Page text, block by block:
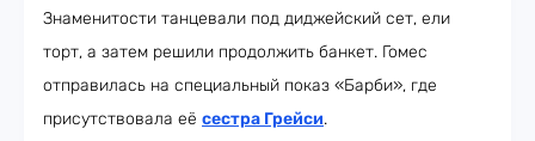
Знаменитости танцевали под диджейский сет, ели
торт, а затем решили продолжить банкет. Гомес
отправилась на специальный показ «Барби», где
присутствовала её сестра Грейси.